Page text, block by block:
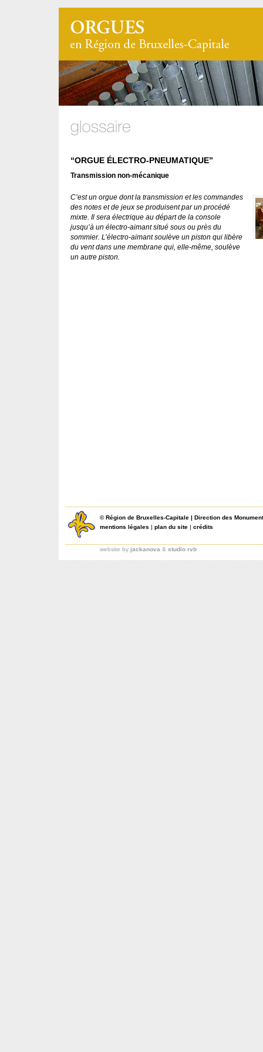
“ORGUE ÉLECTRO-PNEUMATIQUE”
Transmission non-mécanique
C’est un orgue dont la transmission et les commandes
des notes et de jeux se produisent par un procédé
mixte. Il sera électrique au départ de la console
jusqu’à un électro-aimant situé sous ou près du
sommier. L’électro-aimant soulève un piston qui libère
du vent dans une membrane qui, elle-même, soulève
un autre piston.
©Région de Bruxelles-Capitale | Direction des
mentions légales | plan du site | crédits
website by jackanova & studio rvb